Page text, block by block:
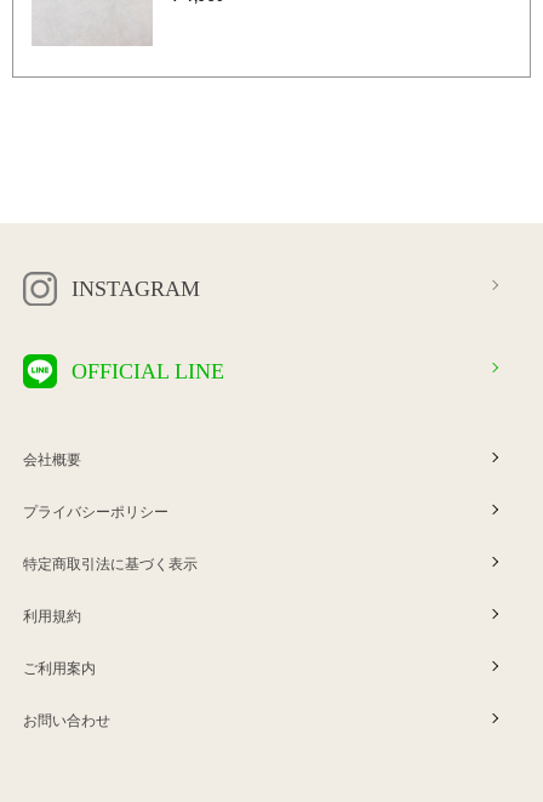
INSTAGRAM
OFFICIAL LINE
会社概要
プライバシーポリシー
特定商取引法に基づく表示
利用規約
ご利用案内
お問い合わせ